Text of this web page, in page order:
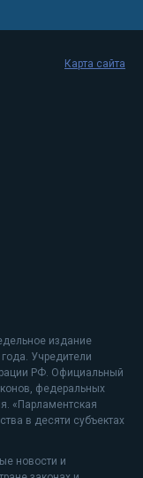
издание
Учредители
РФ. Официальный
федеральных
«Парламентская
в десяти субъектах
новости и
Карта сайта